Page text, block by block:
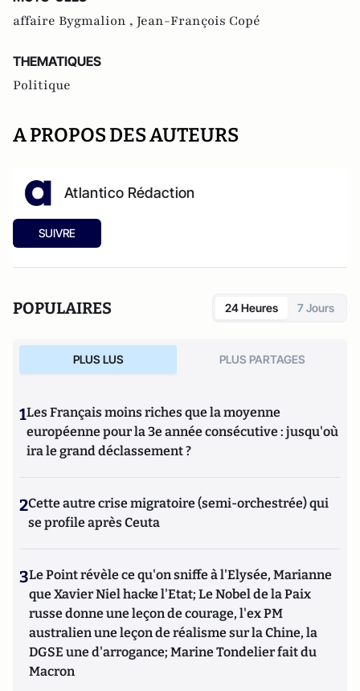
affaire Bygmalion , Jean-François Copé
THEMATIQUES
Politique
A PROPOS DES AUTEURS
Atlantico Rédaction
SUIVRE
POPULAIRES 24 Heures 7 Jours
PLUS LUS PLUS PARTAGES
1Les Français moins riches que la moyenne
européenne pour la 3e année consécutive : jusqu'où
ira le grand déclassement ?
2Cette autre crise migratoire (semi-orchestrée) qui
se profile après Ceuta
3Le Point révèle ce qu'on sniffe à l'Elysée, Marianne
que Xavier Niel hacke l'Etat; Le Nobel de la Paix
russe donne une leçon de courage, l'ex PM
australien une leçon de réalisme sur la Chine, la
DGSE une d'arrogance; Marine Tondelier fait du
Macron